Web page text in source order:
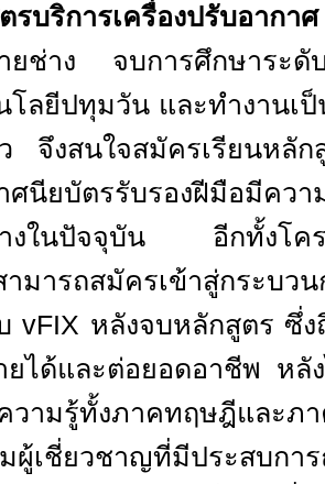
รบริการเครื่องปรับอากา
ายช่าง จบการศึกษาร
โลยีปทุมวัน และทำงานเ
จึงสนใจสมัครเรียนหลัก
ศนียบัตรรับรองฝีมือมีคว
งในปัจจุบัน อีกทั้งโครง
ามารถสมัครเข้าสู่กระบว
vFIX หลังจบหลักสูตร ซึ่ง
ยได้และต่อยอดอาชีพ หลั
วามรู้ทั้งภาคทฤษฎีและภ
ผู้เชี่ยวชาญที่มีประสบก